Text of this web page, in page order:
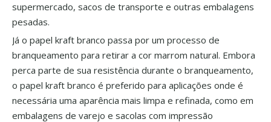
supermercado, sacos de transporte e outras embalagens
pesadas.
Já o papel kraft branco passa por um processo de
branqueamento para retirar a cor marrom natural. Embora
perca parte de sua resistência durante o branqueamento,
o papel kraft branco é preferido para aplicações onde é
necessária uma aparência mais limpa e refinada, como em
embalagens de varejo e sacolas com impressão